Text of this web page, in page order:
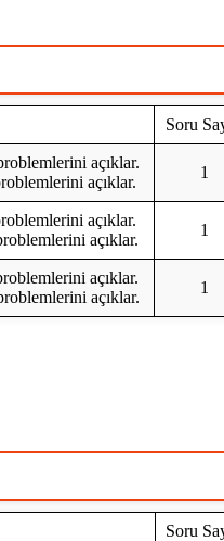
Soru
açıklar.
açıklar.
1
açıklar.
açıklar.
1
açıklar.
açıklar.
1
Soru